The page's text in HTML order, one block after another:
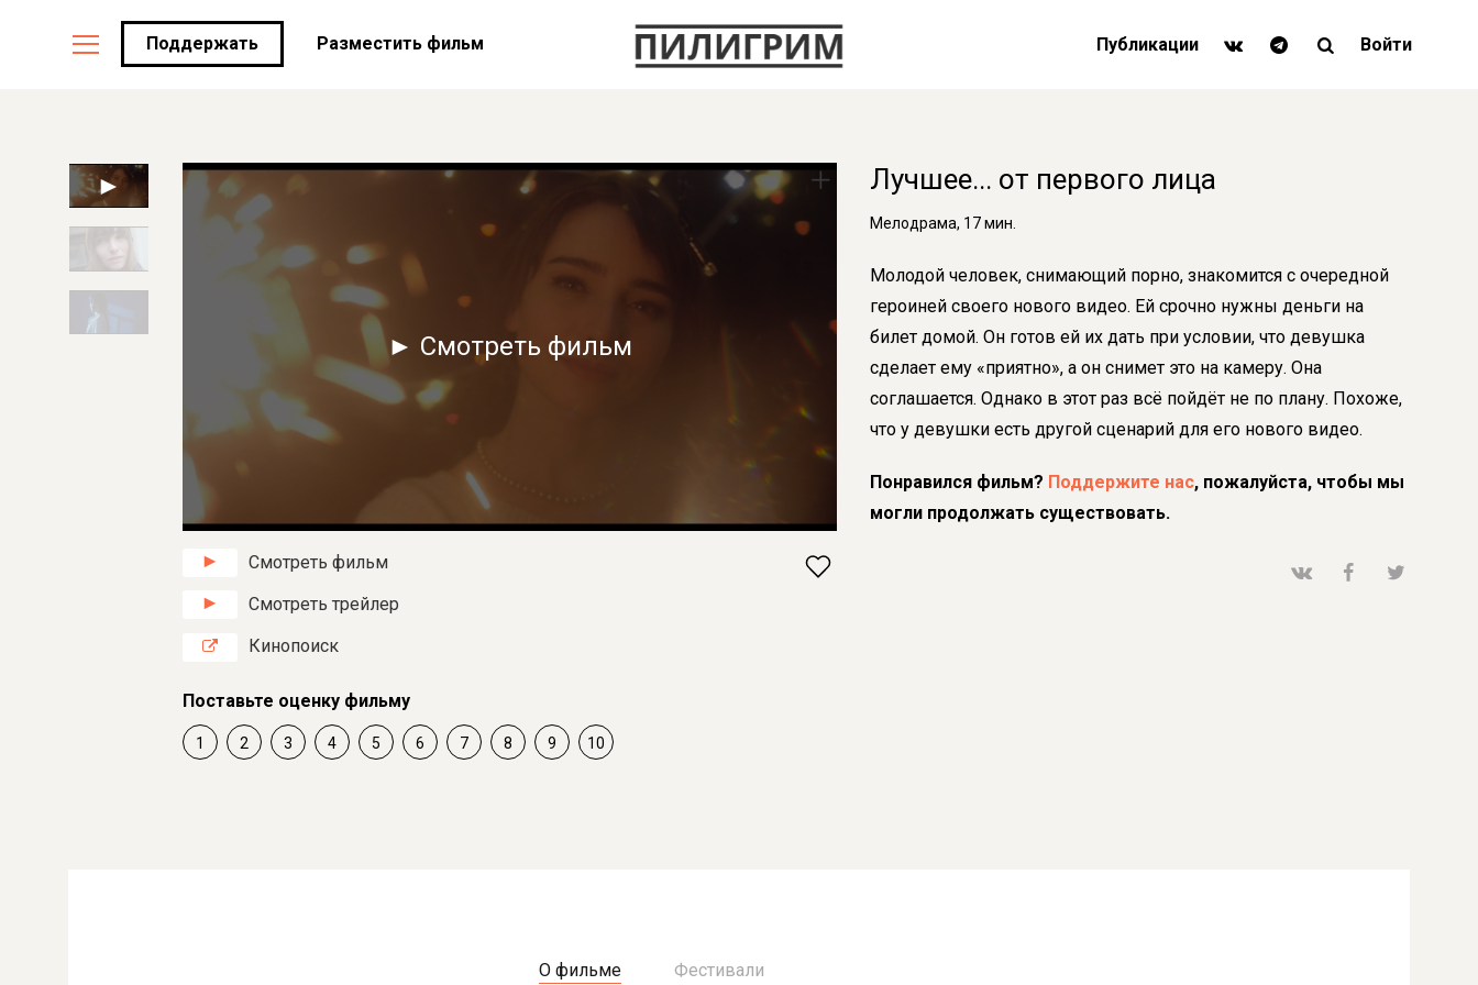
Поддержать Разместить фильм Публикации Войти
► Смотреть фильм
Смотреть фильм
Смотреть трейлер
Кинопоиск
Поставьте оценку фильму
1 2 3 4 5 6 7 8 9 10
Лучшее... от первого лица
Мелодрама, 17 мин.
Молодой человек, снимающий порно, знакомится с очередной
героиней своего нового видео. Ей срочно нужны деньги на
билет домой. Он готов ей их дать при условии, что девушка
сделает ему «приятно», а он снимет это на камеру. Она
соглашается. Однако в этот раз всё пойдёт не по плану. Похоже,
что у девушки есть другой сценарий для его нового видео.
Понравился фильм? Поддержите нас, пожалуйста, чтобы мы
могли продолжать существовать.
О фильме Фестивали